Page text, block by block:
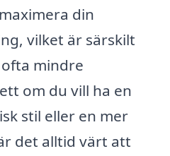
din
vilket är särskilt
mindre
om du vill ha en
stil eller en mer
det alltid värt att